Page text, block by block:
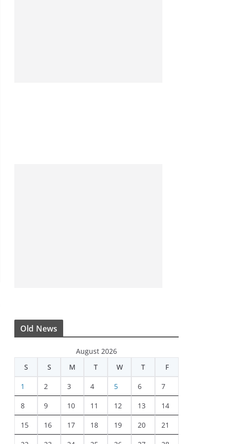
Old News
August 2026
S
S M T W T F
1 2 3 4 5 6 7
8 9 10 11 12 13 14
15 16 17 18 19 20 21